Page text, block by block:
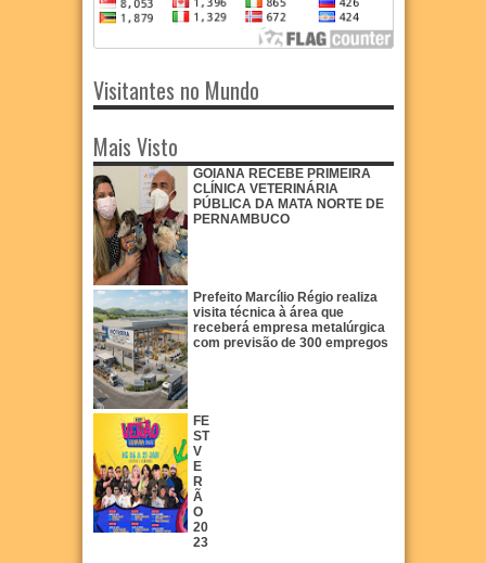
Visitantes no Mundo
Mais Visto
GOIANA RECEBE PRIMEIRA
CLÍNICA VETERINÁRIA
PÚBLICA DA MATA NORTE DE
PERNAMBUCO
Prefeito Marcílio Régio realiza
visita técnica à área que
receberá empresa metalúrgica
com previsão de 300 empregos
FE
ST
V
E
R
Ã
O
20
23